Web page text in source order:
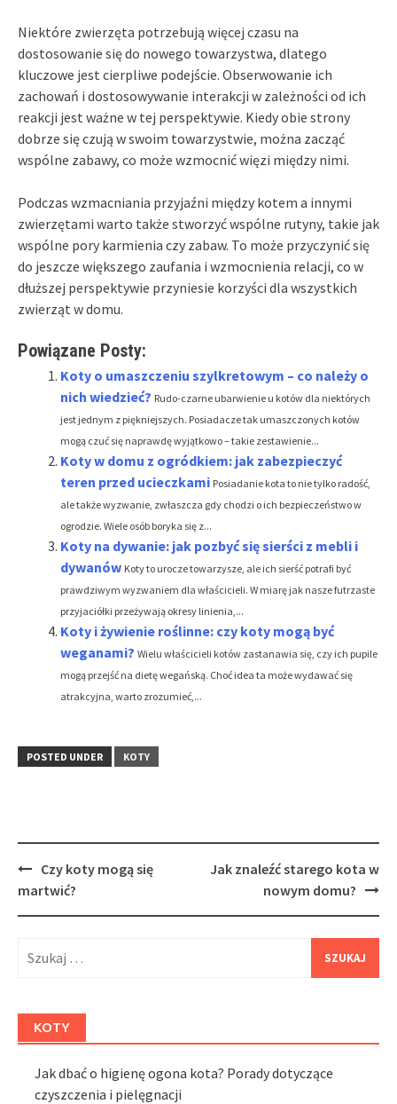
Niektóre zwierzęta potrzebują więcej czasu na
dostosowanie się do nowego towarzystwa, dlatego
kluczowe jest cierpliwe podejście. Obserwowanie ich
zachowań i dostosowywanie interakcji w zależności od ich
reakcji jest ważne w tej perspektywie. Kiedy obie strony
dobrze się czują w swoim towarzystwie, można zacząć
wspólne zabawy, co może wzmocnić więzi między nimi.
Podczas wzmacniania przyjaźni między kotem a innymi
zwierzętami warto także stworzyć wspólne rutyny, takie jak
wspólne pory karmienia czy zabaw. To może przyczynić się
do jeszcze większego zaufania i wzmocnienia relacji, co w
dłuższej perspektywie przyniesie korzyści dla wszystkich
zwierząt w domu.
Powiązane Posty:
Koty o umaszczeniu szylkretowym – co należy o
nich wiedzieć? Rudo-czarne ubarwienie u kotów dla niektórych
jest jednym z piękniejszych. Posiadacze tak umaszczonych kotów
mogą czuć się naprawdę wyjątkowo – takie zestawienie...
Koty w domu z ogródkiem: jak zabezpieczyć
teren przed ucieczkami Posiadanie kota to nie tylko radość,
ale także wyzwanie, zwłaszcza gdy chodzi o ich bezpieczeństwo w
ogrodzie. Wiele osób boryka się z...
Koty na dywanie: jak pozbyć się sierści z mebli i
dywanów Koty to urocze towarzysze, ale ich sierść potrafi być
prawdziwym wyzwaniem dla właścicieli. W miarę jak nasze futrzaste
przyjaciółki przeżywają okresy linienia,...
Koty i żywienie roślinne: czy koty mogą być
weganami? Wielu właścicieli kotów zastanawia się, czy ich pupile
mogą przejść na dietę wegańską. Choć idea ta może wydawać się
atrakcyjna, warto zrozumieć,...
POSTED UNDER KOTY
Post
navigation
Czy koty mogą się
martwić?
Jak znaleźć starego kota w
nowym domu?
KOTY
Jak dbać o higienę ogona kota? Porady dotyczące
czyszczenia i pielęgnacji